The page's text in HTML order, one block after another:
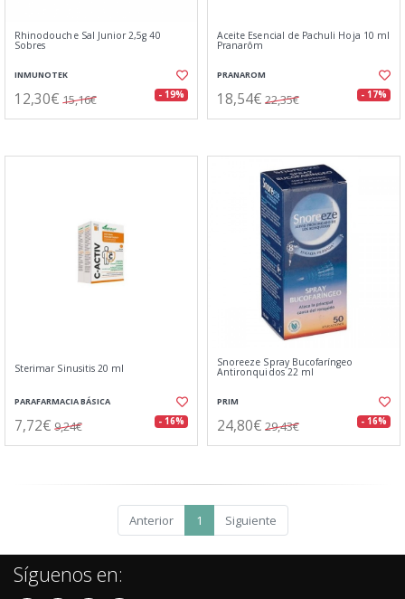
Rhinodouche Sal Junior 2,5g 40
Sobres
INMUNOTEK
12,30€ 15,16€ - 19%
Aceite Esencial de Pachuli Hoja 10 ml
Pranarôm
PRANAROM
18,54€ 22,35€ - 17%
Sterimar Sinusitis 20 ml
PARAFARMACIA BÁSICA
7,72€ 9,24€ - 16%
Snoreeze Spray Bucofaríngeo
Antironquidos 22 ml
PRIM
24,80€ 29,43€ - 16%
Anterior 1 Siguiente
Síguenos en: